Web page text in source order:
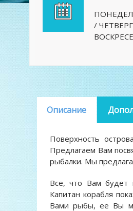
/
Описание
Поверхность
Предлагаем Вам
рыбалки. Мы
Все, что Вам будет
Капитан корабля
Вами рыбы, ее Вы